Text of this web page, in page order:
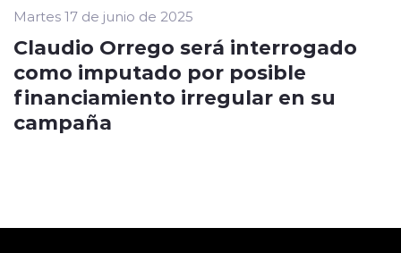
Martes 17 de junio de 2025
Claudio Orrego será interrogado
como imputado por posible
financiamiento irregular en su
campaña